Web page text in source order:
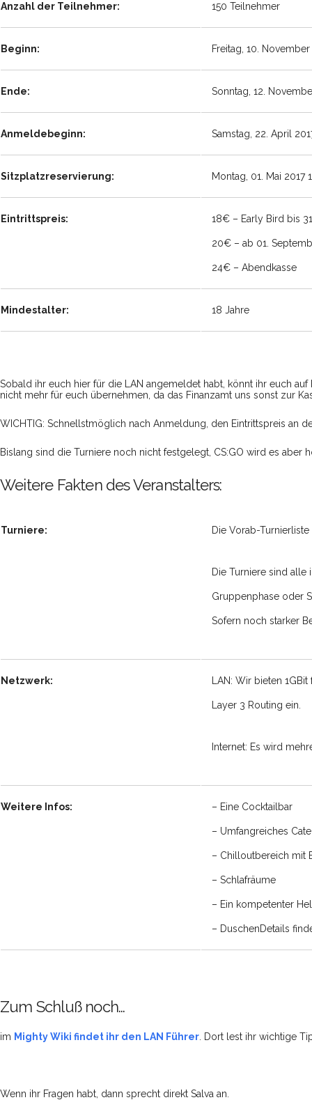
Anzahl der Teilnehmer: 150 Teilnehmer
Beginn: Freitag, 10.
Ende: Sonntag, 12.
Anmeldebeginn: Samstag, 22. April
Sitzplatzreservierung: Montag, 01. Mai 2017
Eintrittspreis: 18€ – Early Bird bis
20€ – ab 01.
24€ – Abendkasse
Mindestalter: 18 Jahre
Sobald ihr euch hier für die LAN angemeldet habt, könnt ihr euch
nicht mehr für euch übernehmen, da das Finanzamt uns sonst zur
WICHTIG: Schnellstmöglich nach Anmeldung, den Eintrittspreis an
Bislang sind die Turniere noch nicht festgelegt, CS:GO wird es
Weitere Fakten des Veranstalters:
Turniere: Die Vorab-
Die Turniere sind
Gruppenphase oder
Sofern noch starker
Netzwerk: LAN: Wir bieten
Layer 3 Routing ein.
Internet: Es wird
Weitere Infos: – Eine Cocktailbar
– Umfangreiches
– Chilloutbereich mit
– Schlafräume
– Ein kompetenter
– DuschenDetails
Zum Schluß noch…
im Mighty Wiki findet ihr den LAN Führer . Dort lest ihr wichtige
Wenn ihr Fragen habt, dann sprecht direkt Salva an.